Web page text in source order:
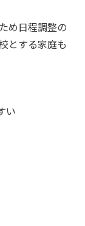
め日程調整の
とする家庭も
い